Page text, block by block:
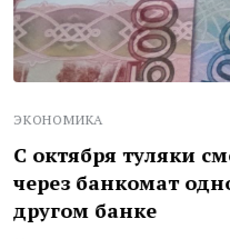
ЭКОНОМИКА
С октября туляки
через банкомат
другом банке